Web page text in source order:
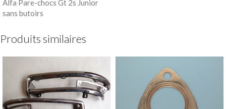
Alfa Pare-chocs Gt 2s Junior
sans butoirs
Produits similaires